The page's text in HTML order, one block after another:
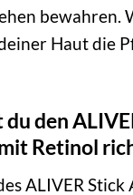
bewahren.
Haut die
du den
Retinol
ALIVER